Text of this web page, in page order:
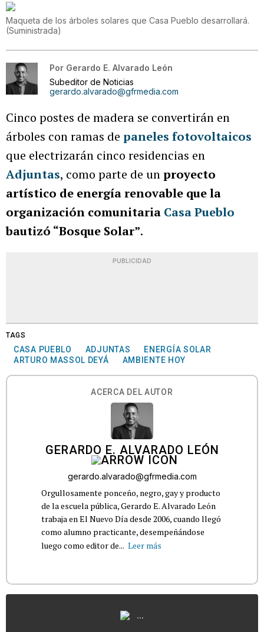
Maqueta de los árboles solares que Casa Pueblo desarrollará.
(Suministrada)
Por Gerardo E. Alvarado León
Subeditor de Noticias
gerardo.alvarado@gfrmedia.com
Cinco postes de madera se convertirán en
árboles con ramas de paneles fotovoltaicos
que electrizarán cinco residencias en
Adjuntas, como parte de unproyecto
artístico de energía renovable que la
organización comunitaria Casa Pueblo
bautizó “Bosque Solar”.
PUBLICIDAD
TAGS
CASA PUEBLO ADJUNTAS
ENERGÍA SOLAR
ARTURO MASSOL DEYÁ
AMBIENTE HOY
ACERCA DEL AUTOR
GERARDO E. ALVARADO LEÓN
gerardo.alvarado@gfrmedia.com
Orgullosamente ponceño, negro, gay y producto
de la escuela pública, Gerardo E. Alvarado León
trabaja en El Nuevo Día desde 2006, cuando llegó
como alumno practicante, desempeñándose
luego como editor de... Leer más
...